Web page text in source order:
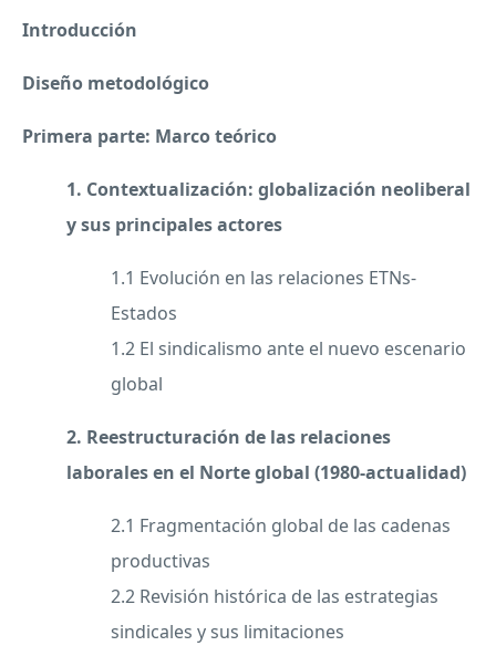
Introducción
Diseño metodológico
Primera parte: Marco teórico
1. Contextualización: globalización neoliberal
y sus principales actores
1.1 Evolución en las relaciones ETNs-
Estados
1.2 El sindicalismo ante el nuevo escenario
global
2. Reestructuración de las relaciones
laborales en el Norte global (1980-actualidad)
2.1 Fragmentación global de las cadenas
productivas
2.2 Revisión histórica de las estrategias
sindicales y sus limitaciones